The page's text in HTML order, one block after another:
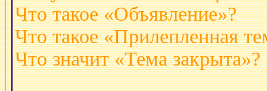
Что такое «Объявление»?
Что такое «Прилепленная
Что значит «Тема закрыта»?